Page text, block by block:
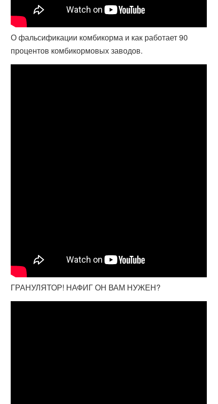
О фальсификации комбикорма и как работает 90
процентов комбикормовых заводов.
ГРАНУЛЯТОР! НАФИГ ОН ВАМ НУЖЕН?